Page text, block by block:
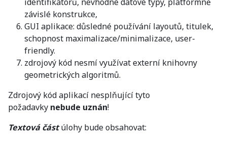
závislé konstrukce,
GUI aplikace: důsledné používání layoutů, titulek,
schopnost maximalizace/minimalizace, user-
friendly.
zdrojový kód nesmí využívat externí knihovny
geometrických algoritmů.
Zdrojový kód aplikací nesplňující tyto
požadavky nebude uznán!
Textová částúlohy bude obsahovat: